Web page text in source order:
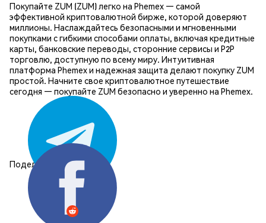
Покупайте ZUM (ZUM) легко на Phemex — самой
эффективной криптовалютной бирже, которой доверяют
миллионы. Наслаждайтесь безопасными и мгновенными
покупками с гибкими способами оплаты, включая кредитные
карты, банковские переводы, сторонние сервисы и P2P
торговлю, доступную по всему миру. Интуитивная
платформа Phemex и надежная защита делают покупку ZUM
простой. Начните свое криптовалютное путешествие
сегодня — покупайте ZUM безопасно и уверенно на Phemex.
Поделиться: